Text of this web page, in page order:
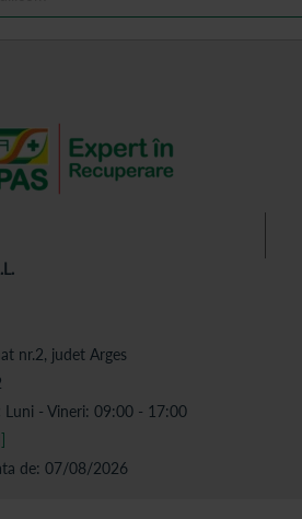
nr.2, judet Arges
Luni - Vineri: 09:00 - 17:00
de: 07/08/2026